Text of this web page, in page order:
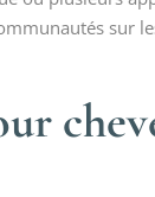
sur